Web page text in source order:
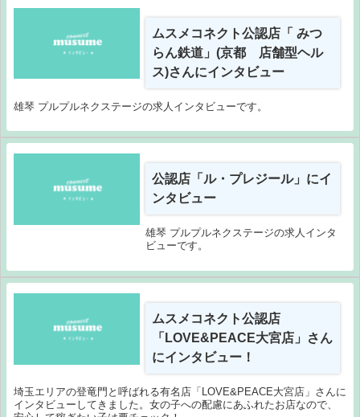
ムスメコネクト公認店「 みつ
らん鉄道」(京都 店舗型ヘル
ス)さんにインタビュー
雄琴 プルプルネクステージの求人インタビューです。
公認店「ル・プレジール」にイ
ンタビュー
雄琴 プルプルネクステージの求人インタ
ビューです。
ムスメコネクト公認店
「LOVE&PEACE大宮店」さん
にインタビュー！
埼玉エリアの登竜門と呼ばれる有名店「LOVE&PEACE大宮店」さんに
インタビューしてきました。女の子への配慮にあふれたお店なので、